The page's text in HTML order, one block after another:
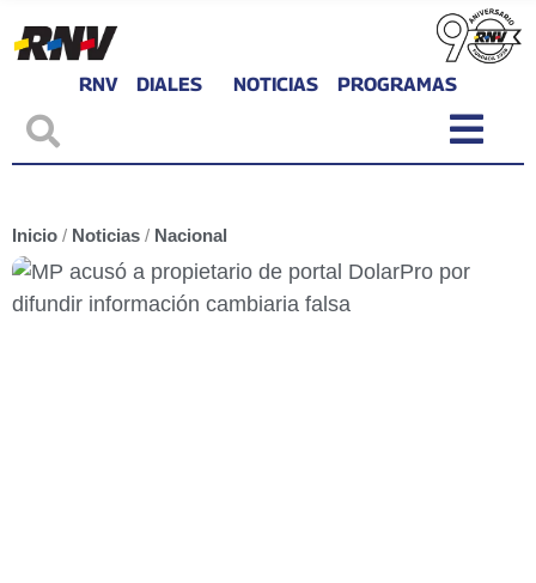
RNV DIALES NOTICIAS PROGRAMAS
Inicio / Noticias / Nacional